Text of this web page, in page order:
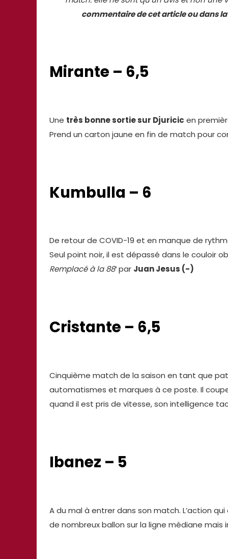
commentaire de cet article ou dans
Mirante – 6,5
Une très bonne sortie sur Djuricic en
Prend un carton jaune en fin de match pour
Kumbulla – 6
De retour de COVID-19 et en manque de
Seul point noir, il est dépassé dans le couloir
Remplacé à la 88′par Juan Jesus (-)
Cristante – 6,5
Cinquième match de la saison en tant que
automatismes et marques à ce poste. Il
quand il est pris de vitesse, son intelligence
Ibanez – 5
A du mal à entrer dans son match. L’action
de nombreux ballon sur la ligne médiane mais